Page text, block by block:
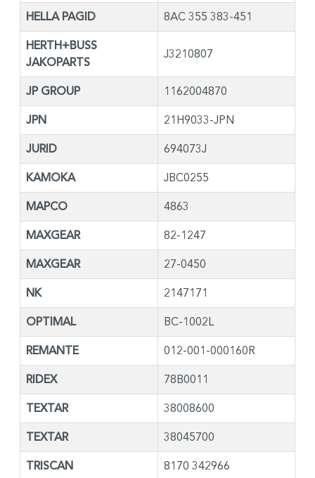
HELLA PAGID 8AC 355 383-451
HERTH+BUSS
JAKOPARTS
J3210807
JP GROUP 1162004870
JPN 21H9033-JPN
JURID 694073J
KAMOKA JBC0255
MAPCO 4863
MAXGEAR 82-1247
MAXGEAR 27-0450
NK 2147171
OPTIMAL BC-1002L
REMANTE 012-001-000160R
RIDEX 78B0011
TEXTAR 38008600
TEXTAR 38045700
TRISCAN 8170 342966